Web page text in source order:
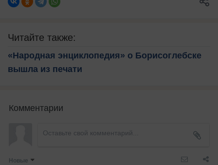
Читайте также:
«Народная энциклопедия» о Борисоглебске
вышла из печати
Комментарии
Новые